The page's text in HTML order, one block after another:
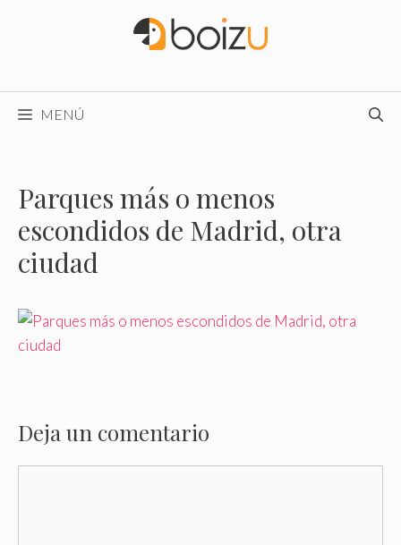
MENÚ
Parques más o menos
escondidos de Madrid, otra
ciudad
Deja un comentario